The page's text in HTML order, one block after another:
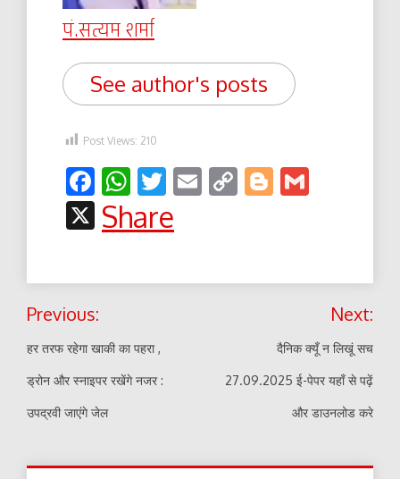
पं.सत्यम शर्मा
See author's posts
Post Views: 210
Facebook
WhatsApp
Twitter
EmailCopyBlogger
X
Share
Post
navigation
Previous:
हर तरफ रहेगा खाकी का पहरा ,
ड्रोन और स्नाइपर रखेंगे नजर :
उपद्रवी जाएंगे जेल
Next:
दैनिक क्यूँ न लिखूं सच
27.09.2025 ई-पेपर यहाँ से पढ़ें
और डाउनलोड करे